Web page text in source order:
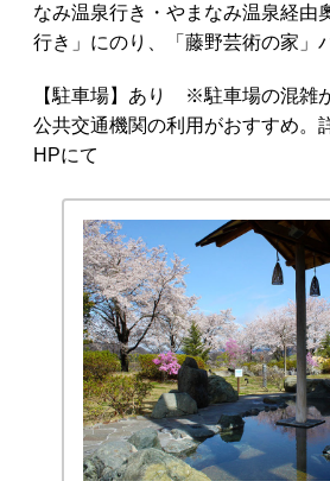
なみ温泉行き・やまなみ温泉経由
行き」にのり、「藤野芸術の家」
【駐車場】あり ※駐車場の混雑
公共交通機関の利用がおすすめ。
HPにて